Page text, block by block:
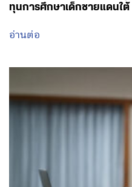
ทุนการศึกษาเด็กชายแดนใต้
อ่านต่อ